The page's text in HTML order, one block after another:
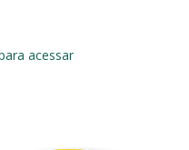
acessar